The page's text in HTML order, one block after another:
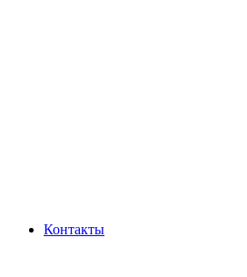
Контакты